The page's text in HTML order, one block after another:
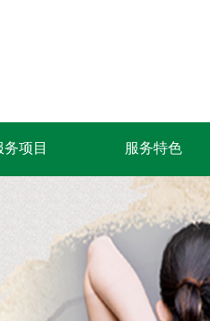
务项目 服务特色